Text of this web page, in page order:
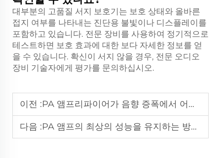
대부분의 고품질 서지 보호기는 보호 상태와 올바른
접지 여부를 나타내는 진단용 불빛이나 디스플레이를
포함하고 있습니다. 전문 장비를 사용하여 정기적으로
테스트하면 보호 효과에 대한 보다 자세한 정보를 얻
을 수 있습니다. 확신이 서지 않을 경우, 전문 오디오
장비 기술자에게 평가를 문의하십시오.
이전 :PA 앰프리파이어가 음향 증폭에서 어떤 역할을 하나요?
다음 :PA 앰프의 최상의 성능을 유지하는 방법은?